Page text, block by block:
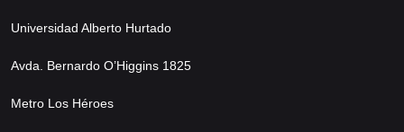
Universidad Alberto Hurtado
Avda. Bernardo O’Higgins 1825
Metro Los Héroes